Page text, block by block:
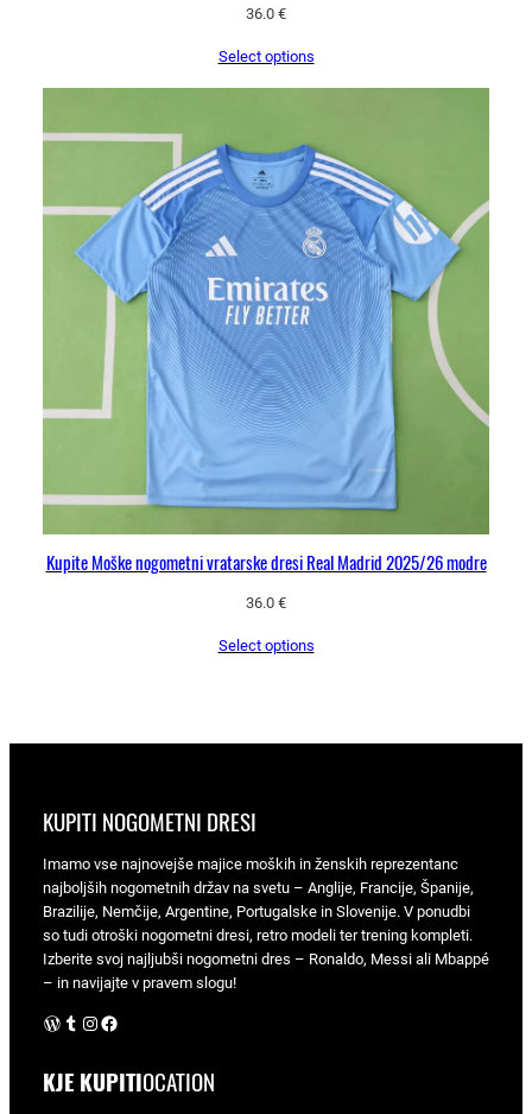
36.0 €
Select options
Kupite Moške nogometni vratarske dresi Real Madrid 2025/26 modre
36.0 €
Select options
KUPITI NOGOMETNI DRESI
Imamo vse najnovejše majice moških in ženskih reprezentanc
najboljših nogometnih držav na svetu – Anglije, Francije, Španije,
Brazilije, Nemčije, Argentine, Portugalske in Slovenije. V ponudbi
so tudi otroški nogometni dresi, retro modeli ter trening kompleti.
Izberite svoj najljubši nogometni dres – Ronaldo, Messi ali Mbappé
– in navijajte v pravem slogu!
WordPress Instagram Facebook
KJE KUPITIOCATION